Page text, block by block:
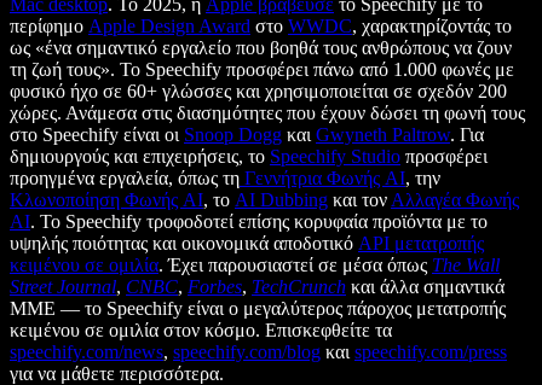
περίφημο Apple Design Award στο WWDC, χαρακτηρίζοντάς το
ως «ένα σημαντικό εργαλείο που βοηθά τους ανθρώπους να ζουν
τη ζωή τους». Το Speechify προσφέρει πάνω από 1.000 φωνές με
φυσικό ήχο σε 60+ γλώσσες και χρησιμοποιείται σε σχεδόν 200
χώρες. Ανάμεσα στις διασημότητες που έχουν δώσει τη φωνή τους
στο Speechify είναι οι Snoop Dogg και Gwyneth Paltrow. Για
δημιουργούς και επιχειρήσεις, το Speechify Studio προσφέρει
προηγμένα εργαλεία, όπως τη Γεννήτρια Φωνής AI, την
Κλωνοποίηση Φωνής AI, το AI Dubbing και τον Αλλαγέα Φωνής
AI. Το Speechify τροφοδοτεί επίσης κορυφαία προϊόντα με το
υψηλής ποιότητας και οικονομικά αποδοτικό API μετατροπής
κειμένου σε ομιλία. Έχει παρουσιαστεί σε μέσα όπως The Wall
Street Journal, CNBC, Forbes, TechCrunch και άλλα σημαντικά
ΜΜΕ — το Speechify είναι ο μεγαλύτερος πάροχος μετατροπής
κειμένου σε ομιλία στον κόσμο. Επισκεφθείτε τα
speechify.com/news, speechify.com/blog και speechify.com/press
για να μάθετε περισσότερα.